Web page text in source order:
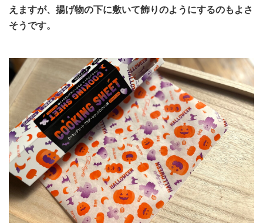
えますが、揚げ物の下に敷いて飾りのようにするのもよさ
そうです。